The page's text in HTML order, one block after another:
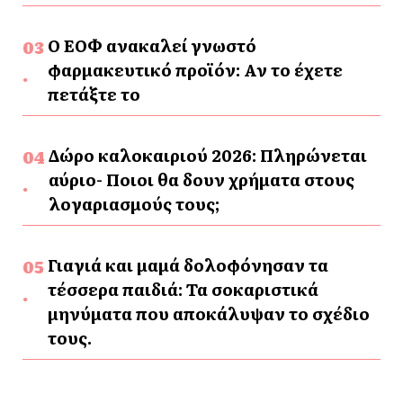
Ο ΕΟΦ ανακαλεί γνωστό
φαρμακευτικό προϊόν: Αν το έχετε
πετάξτε το
Δώρο καλοκαιριού 2026: Πληρώνεται
αύριο- Ποιοι θα δουν χρήματα στους
λογαριασμούς τους;
Γιαγιά και μαμά δολοφόνησαν τα
τέσσερα παιδιά: Τα σοκαριστικά
μηνύματα που αποκάλυψαν το σχέδιο
τους.